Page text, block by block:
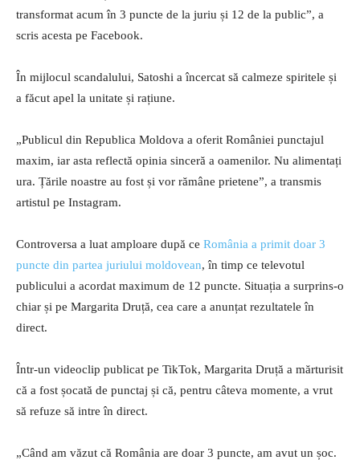
transformat acum în 3 puncte de la juriu și 12 de la public”, a
scris acesta pe Facebook.
În mijlocul scandalului, Satoshi a încercat să calmeze spiritele și
a făcut apel la unitate și rațiune.
„Publicul din Republica Moldova a oferit României punctajul
maxim, iar asta reflectă opinia sinceră a oamenilor. Nu alimentați
ura. Țările noastre au fost și vor rămâne prietene”, a transmis
artistul pe Instagram.
Controversa a luat amploare după ce România a primit doar 3
puncte din partea juriului moldovean, în timp ce televotul
publicului a acordat maximum de 12 puncte. Situația a surprins-o
chiar și pe Margarita Druță, cea care a anunțat rezultatele în
direct.
Într-un videoclip publicat pe TikTok, Margarita Druță a mărturisit
că a fost șocată de punctaj și că, pentru câteva momente, a vrut
să refuze să intre în direct.
„Când am văzut că România are doar 3 puncte, am avut un șoc.